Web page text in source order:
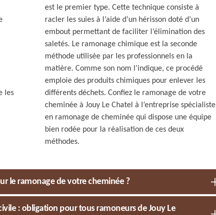
les
est le premier type. Cette technique consiste à
racler les suies à l’aide d’un hérisson doté d’un
embout permettant de faciliter l’élimination des
saletés. Le ramonage chimique est la seconde
méthode utilisée par les professionnels en la
matière. Comme son nom l’indique, ce procédé
emploie des produits chimiques pour enlever les
différents déchets. Confiez le ramonage de votre
cheminée à Jouy Le Chatel à l’entreprise spécialiste
en ramonage de cheminée qui dispose une équipe
bien rodée pour la réalisation de ces deux
méthodes.
le ramonage de votre cheminée ?
: obligation pour tous ramoneurs de Jouy Le